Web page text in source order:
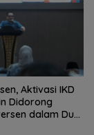
Aktivasi IKD
Didorong
dalam Dua